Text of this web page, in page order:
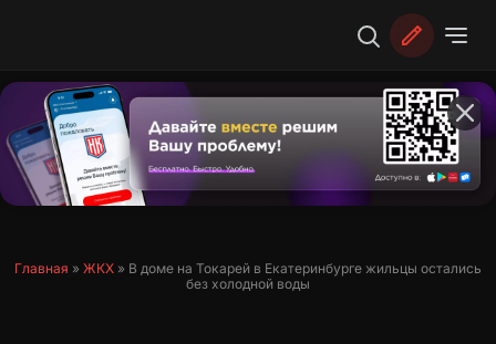
Главная » ЖКХ » В доме на Токарей в Екатеринбурге жильцы остались
без холодной воды